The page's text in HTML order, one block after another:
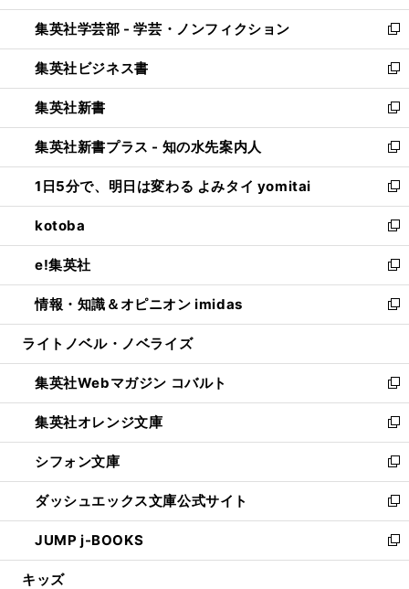
開
く
ウ
で
開
く
ン
ド
ウ
で
開
く
ウ
ィ
ン
ド
ウ
で
開
く
集英社学芸部 - 学芸・ノンフィクション
新
し
い
ウ
ィ
ン
ド
ウ
で
開
く
集英社ビジネス書
新
し
い
ウ
ィ
ン
ド
ウ
で
開
く
集英社新書
新
し
い
ウ
ィ
ン
ド
ウ
で
開
く
集英社新書プラス - 知の水先案内人
新
し
い
ウ
ィ
ン
ド
ウ
で
開
1日5分で、明日は変わる よみタイ yomitai
新
し
い
ウ
ィ
ン
ド
ウ
開
く
kotoba
新
し
い
ウ
ィ
ン
ウ
で
開
く
e!集英社
新
し
い
ウ
ン
ド
ウ
で
開
く
情報・知識＆オピニオン imidas
新
し
ウ
ィ
ン
ド
ウ
で
開
く
ライトノベル・ノベライズ
集英社Webマガジン コバルト
新
し
い
ウ
ィ
ン
ド
ウ
で
開
集英社オレンジ文庫
新
し
い
ウ
ィ
ン
ド
ウ
シフォン文庫
新
し
い
ウ
ィ
ン
ダッシュエックス文庫公式サイト
新
し
い
ウ
JUMP j-BOOKS
新
し
キッズ